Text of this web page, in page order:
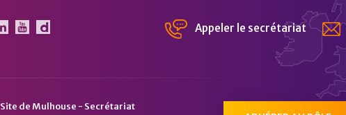
Le Pôle Véhicule du Futur sur Linkedin
Le Pôle Véhicule du Futur sur Youtube
Chaîne Dailymotion du Pôle Véhicule du Futur
Appeler le secrétariat
Site de Mulhouse - Secrétariat